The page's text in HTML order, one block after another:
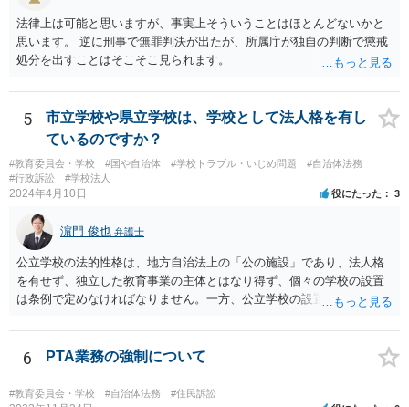
法律上は可能と思いますが、事実上そういうことはほとんどないかと
思います。 逆に刑事で無罪判決が出たが、所属庁が独自の判断で懲戒
処分を出すことはそこそこ見られます。
5
市立学校や県立学校は、学校として法人格を有し
ているのですか？
#教育委員会・学校 #国や自治体 #学校トラブル・いじめ問題
#自治体法務
#行政訴訟
#学校法人
2024年4月10日 役にたった 3
濵門 俊也 弁護士
公立学校の法的性格は、地方自治法上の「公の施設」であり、法人格
を有せず、独立した教育事業の主体とはなり得ず、個々の学校の設置
は条例で定めなければなりません。一方、公立学校の設置者である地
利義務の主体となる法人格を有し、教育事業の主体となっています。
ちなみに、公立学校は教育行政組織上の取扱いとしては「教育機関」
6 PTA業務の強制について
#教育委員会・学校 #自治体法務 #住民訴訟